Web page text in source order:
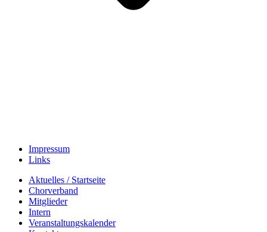
Impressum
Links
Aktuelles / Startseite
Chorverband
Mitglieder
Intern
Veranstaltungskalender